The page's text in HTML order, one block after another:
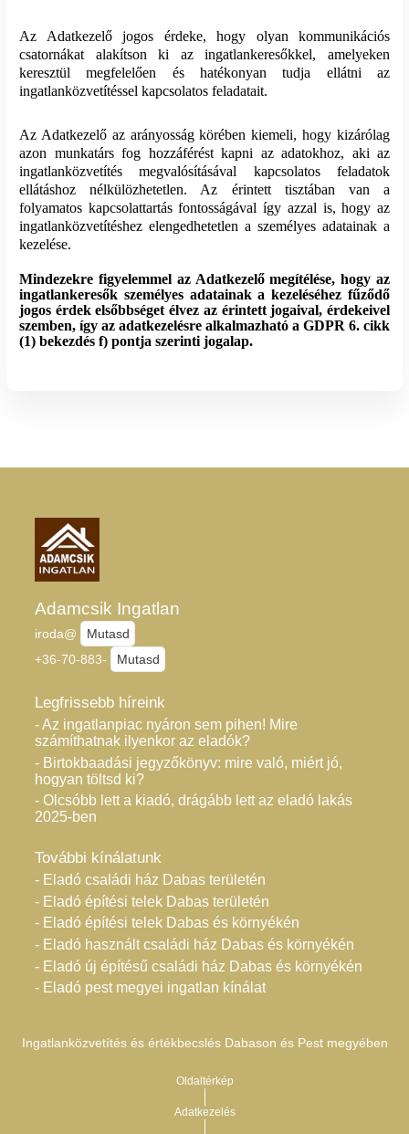
Az Adatkezelő jogos érdeke, hogy olyan kommunikációs
csatornákat alakítson ki az ingatlankeresőkkel, amelyeken
keresztül megfelelően és hatékonyan tudja ellátni az
ingatlanközvetítéssel kapcsolatos feladatait.
Az Adatkezelő az arányosság körében kiemeli, hogy kizárólag
azon munkatárs fog hozzáférést kapni az adatokhoz, aki az
ingatlanközvetítés megvalósításával kapcsolatos feladatok
ellátáshoz nélkülözhetetlen. Az érintett tisztában van a
folyamatos kapcsolattartás fontosságával így azzal is, hogy az
ingatlanközvetítéshez elengedhetetlen a személyes adatainak a
kezelése.
Mindezekre figyelemmel az Adatkezelő megítélése, hogy az
ingatlankeresők személyes adatainak a kezeléséhez fűződő
jogos érdek elsőbbséget élvez az érintett jogaival, érdekeivel
szemben, így az adatkezelésre alkalmazható a GDPR 6. cikk
(1) bekezdés f) pontja szerinti jogalap.
Adamcsik Ingatlan
iroda@
Mutasd
+36-70-883-
Mutasd
Legfrissebb híreink
- Az ingatlanpiac nyáron sem pihen! Mire
számíthatnak ilyenkor az eladók?
- Birtokbaadási jegyzőkönyv: mire való, miért jó,
hogyan töltsd ki?
- Olcsóbb lett a kiadó, drágább lett az eladó lakás
2025-ben
További kínálatunk
- Eladó családi ház Dabas területén
- Eladó építési telek Dabas területén
- Eladó építési telek Dabas és környékén
- Eladó használt családi ház Dabas és környékén
- Eladó új építésű családi ház Dabas és környékén
- Eladó pest megyei ingatlan kínálat
Ingatlanközvetítés és értékbecslés Dabason és Pest megyében
Oldaltérkép
Adatkezelés